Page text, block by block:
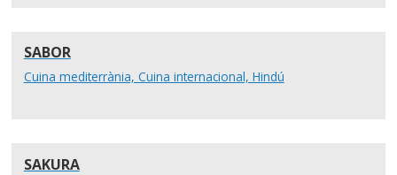
SABOR
Cuina mediterrània, Cuina internacional, Hindú
SAKURA